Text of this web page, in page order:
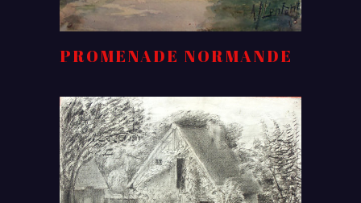
PROMENADE NORMANDE